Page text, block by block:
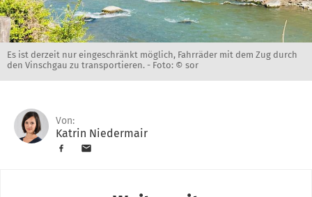
Es ist derzeit nur eingeschränkt möglich, Fahrräder mit dem Zug durch
den Vinschgau zu transportieren. - Foto: © sor
Von:
Katrin Niedermair